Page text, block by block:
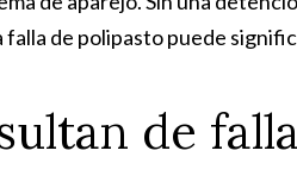
de polipasto puede
de